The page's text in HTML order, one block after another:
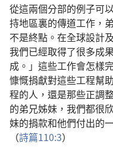
從這兩個分部的例子可
持地區裏的傳道工作，
不是終點。在全球設計
我們已經取得了很多成
成。」這些工作會怎樣
慷慨捐獻對這些工程幫
程的人，還是那些正調
的弟兄姊妹，我們都很
妹的捐款和他們付出的
（詩篇110:3）